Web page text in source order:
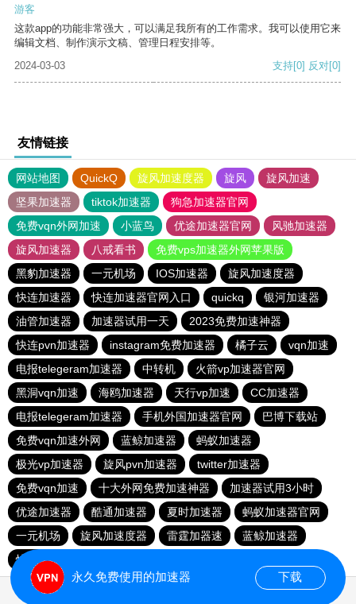
游客
这款app的功能非常强大，可以满足我所有的工作需求。我可以使用它来
编辑文档、制作演示文稿、管理日程安排等。
2024-03-03
支持[0] 反对[0]
友情链接
网站地图 QuickQ 旋风加速度器 旋风
旋风加速
坚果加速器
tiktok加速器
狗急加速器官网
免费vqn外网加速
小蓝鸟 优途加速器官网
风驰加速器
旋风加速器
八戒看书
免费vps加速器外网苹果版
黑豹加速器
一元机场 IOS加速器
旋风加速度器
快连加速器
快连加速器官网入口 quickq
银河加速器
油管加速器
加速器试用一天
2023免费加速神器
快连pvn加速器
instagram免费加速器 橘子云
vqn加速
电报telegeram加速器
中转机
火箭vp加速器官网
黑洞vqn加速
海鸥加速器 天行vp加速
CC加速器
电报telegeram加速器
手机外国加速器官网
巴博下载站
免费vqn加速外网
蓝鲸加速器
蚂蚁加速器
极光vp加速器
旋风pvn加速器
twitter加速器
免费vqn加速
十大外网免费加速神器
加速器试用3小时
优途加速器
酷通加速器 夏时加速器
蚂蚁加速器官网
一元机场
旋风加速度器 雷霆加器速
蓝鲸加速器
快橙加速器
永久免费使用的加速器 下载